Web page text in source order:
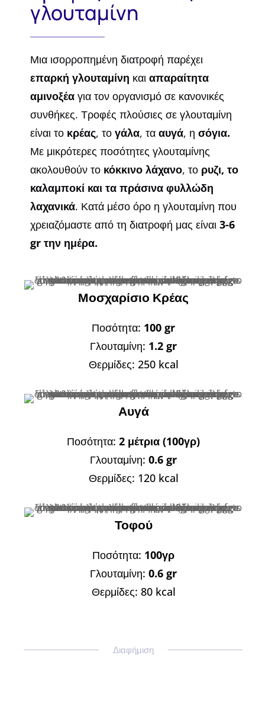
γλουταμίνη
Μια ισορροπημένη διατροφή παρέχει
επαρκή γλουταμίνη καιαπαραίτητα
αμινοξέαγια τον οργανισμό σε κανονικές
συνθήκες. Τροφές πλούσιες σε γλουταμίνη
είναι τοκρέας, τογάλα, τα αυγά, η σόγια.
Με μικρότερες ποσότητες γλουταμίνης
ακολουθούν το κόκκινο λάχανο, τορυζι, το
καλαμποκί και τα πράσινα φυλλώδη
λαχανικά. Κατά μέσο όρο η γλουταμίνη που
χρειαζόμαστε από τη διατροφή μας είναι 3-6
gr την ημέρα.
Μοσχαρίσιο Κρέας
Ποσότητα: 100 gr
Γλουταμίνη: 1.2 gr
Θερμίδες: 250 kcal
Αυγά
Ποσότητα: 2 μέτρια (100γρ)
Γλουταμίνη: 0.6 gr
Θερμίδες: 120 kcal
Τοφού
Ποσότητα: 100γρ
Γλουταμίνη: 0.6 gr
Θερμίδες: 80 kcal
Διαφήμιση